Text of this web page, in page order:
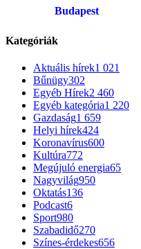
Budapest
Kategóriák
Aktuális hírek1 021
Bűnügy302
Egyéb Hírek2 460
Egyéb kategória1 220
Gazdaság1 659
Helyi hírek424
Koronavírus600
Kultúra772
Megújuló energia65
Nagyvilág950
Oktatás136
Podcast6
Sport980
Szabadidő270
Színes-érdekes656